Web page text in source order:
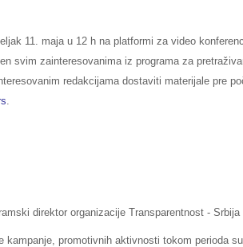
11. maja u 12 h na platformi za video
svim zainteresovanima iz programa za
redakcijama dostaviti materijale pre
direktor organizacije Transparentnost - Srbija
promotivnih aktivnosti tokom perioda